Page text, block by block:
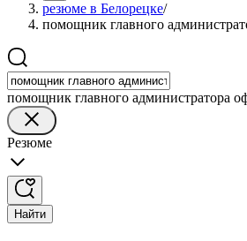
резюме в Белорецке/
помощник главного
помощник главного администратора
Резюме
Найти